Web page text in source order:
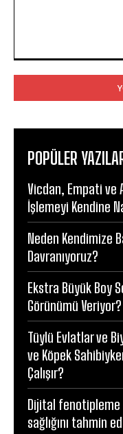
POPÜLER
Vicdan, Empati ve
İşlemeyi Kendine
Neden Kendimize
Davranıyoruz?
Ekstra Büyük Boy
Görünümü Veriyor?
Tüylü Evlatlar ve
ve Köpek
Çalışır?
Dijital fenotipleme
sağlığını tahmin